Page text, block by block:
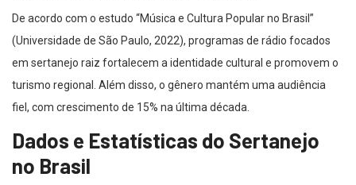
De acordo com o estudo “Música e Cultura Popular no Brasil”
(Universidade de São Paulo, 2022), programas de rádio focados
em sertanejo raiz fortalecem a identidade cultural e promovem o
turismo regional. Além disso, o gênero mantém uma audiência
fiel, com crescimento de 15% na última década.
Dados e Estatísticas do Sertanejo
no Brasil